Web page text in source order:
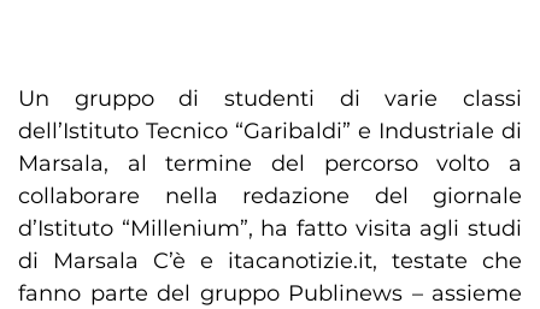
Un gruppo di studenti di varie classi
dell’Istituto Tecnico “Garibaldi” e Industriale di
Marsala, al termine del percorso volto a
collaborare nella redazione del giornale
d’Istituto “Millenium”, ha fatto visita agli studi
di Marsala C’è e itacanotizie.it, testate che
fanno parte del gruppo Publinews – assieme